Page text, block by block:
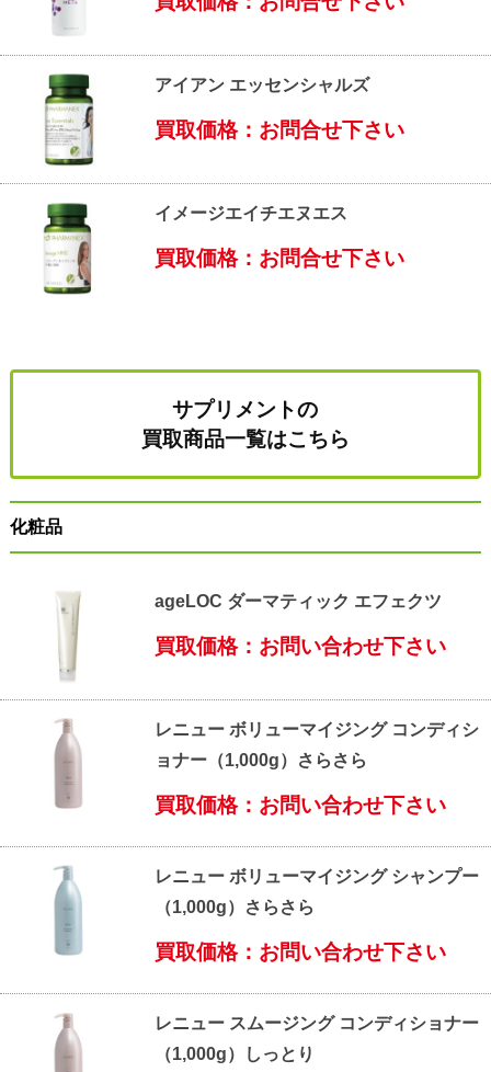
アイアン エッセンシャルズ
買取価格：お問合せ下さい
イメージエイチエヌエス
買取価格：お問合せ下さい
サプリメントの
買取商品一覧はこちら
化粧品
ageLOC ダーマティック エフェクツ
買取価格：お問い合わせ下さい
レニュー ボリューマイジング コンディシ
ョナー（1,000g）さらさら
買取価格：お問い合わせ下さい
レニュー ボリューマイジング シャンプー
（1,000g）さらさら
買取価格：お問い合わせ下さい
レニュー スムージング コンディショナー
（1,000g）しっとり